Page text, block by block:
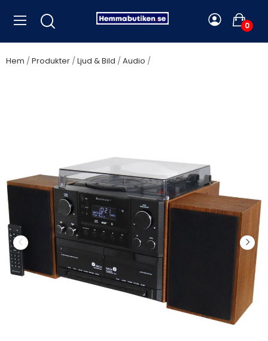
0
Hem Produkter Ljud & Bild Audio